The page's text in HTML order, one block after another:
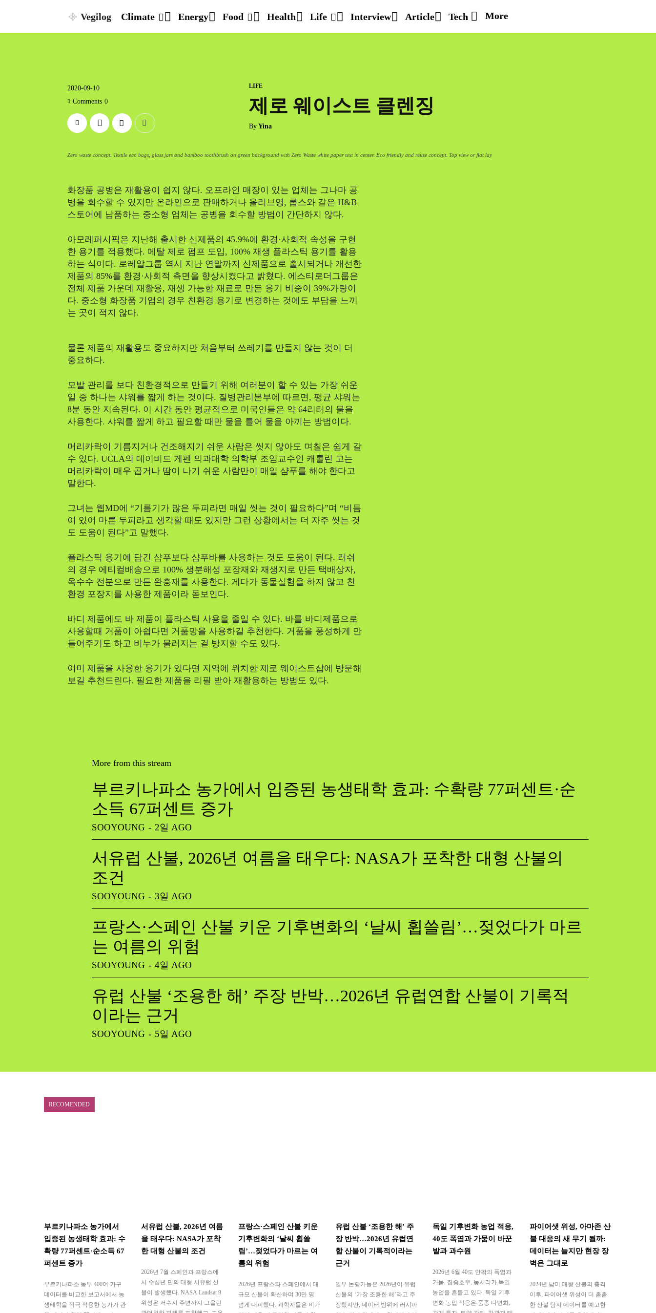
Vegilog Climate Energy Food Health Life Interview Article Tech More
2020-09-10
Comments 0
LIFE
제로 웨이스트 클렌징
By Yina
Zero waste concept. Textile eco bags, glass jars and bamboo toothbrush on green background with Zero Waste white paper text in center. Eco friendly and reuse concept. Top view or flat lay
화장품 공병은 재활용이 쉽지 않다. 오프라인 매장이 있는 업체는 그나마 공
병을 회수할 수 있지만 온라인으로 판매하거나 올리브영, 롭스와 같은 H&B
스토어에 납품하는 중소형 업체는 공병을 회수할 방법이 간단하지 않다.
아모레퍼시픽은 지난해 출시한 신제품의 45.9%에 환경·사회적 속성을 구현
한 용기를 적용했다. 메탈 제로 펌프 도입, 100% 재생 플라스틱 용기를 활용
하는 식이다. 로레알그룹 역시 지난 연말까지 신제품으로 출시되거나 개선한
제품의 85%를 환경·사회적 측면을 향상시켰다고 밝혔다. 에스티로더그룹은
전체 제품 가운데 재활용, 재생 가능한 재료로 만든 용기 비중이 39%가량이
다. 중소형 화장품 기업의 경우 친환경 용기로 변경하는 것에도 부담을 느끼
는 곳이 적지 않다.
물론 제품의 재활용도 중요하지만 처음부터 쓰레기를 만들지 않는 것이 더
중요하다.
모발 관리를 보다 친환경적으로 만들기 위해 여러분이 할 수 있는 가장 쉬운
일 중 하나는 샤워를 짧게 하는 것이다. 질병관리본부에 따르면, 평균 샤워는
8분 동안 지속된다. 이 시간 동안 평균적으로 미국인들은 약 64리터의 물을
사용한다. 샤워를 짧게 하고 필요할 때만 물을 틀어 물을 아끼는 방법이다.
머리카락이 기름지거나 건조해지기 쉬운 사람은 씻지 않아도 며칠은 쉽게 갈
수 있다. UCLA의 데이비드 게펜 의과대학 의학부 조임교수인 캐롤린 고는
머리카락이 매우 곱거나 땀이 나기 쉬운 사람만이 매일 샴푸를 해야 한다고
말한다.
그녀는 웹MD에 “기름기가 많은 두피라면 매일 씻는 것이 필요하다”며 “비듬
이 있어 마른 두피라고 생각할 때도 있지만 그런 상황에서는 더 자주 씻는 것
도 도움이 된다”고 말했다.
플라스틱 용기에 담긴 샴푸보다 샴푸바를 사용하는 것도 도움이 된다. 러쉬
의 경우 에티컬배송으로 100% 생분해성 포장재와 재생지로 만든 택배상자,
옥수수 전분으로 만든 완충재를 사용한다. 게다가 동물실험을 하지 않고 친
환경 포장지를 사용한 제품이라 돋보인다.
바디 제품에도 바 제품이 플라스틱 사용을 줄일 수 있다. 바를 바디제품으로
사용할때 거품이 아쉽다면 거품망을 사용하길 추천한다. 거품을 풍성하게 만
들어주기도 하고 비누가 물러지는 걸 방지할 수도 있다.
이미 제품을 사용한 용기가 있다면 지역에 위치한 제로 웨이스트샵에 방문해
보길 추천드린다. 필요한 제품을 리필 받아 재활용하는 방법도 있다.
More from this stream
부르키나파소 농가에서 입증된 농생태학 효과: 수확량 77퍼센트·순
소득 67퍼센트 증가
SOOYOUNG - 2일 AGO
서유럽 산불, 2026년 여름을 태우다: NASA가 포착한 대형 산불의
조건
SOOYOUNG - 3일 AGO
프랑스·스페인 산불 키운 기후변화의 ‘날씨 휩쓸림’…젖었다가 마르
는 여름의 위험
SOOYOUNG - 4일 AGO
유럽 산불 ‘조용한 해’ 주장 반박…2026년 유럽연합 산불이 기록적
이라는 근거
SOOYOUNG - 5일 AGO
RECOMENDED
부르키나파소 농가에서
입증된 농생태학 효과: 수
확량 77퍼센트·순소득 67
퍼센트 증가
부르키나파소 동부 400여 가구
데이터를 비교한 보고서에서 농
생태학을 적극 적용한 농가가 관
서유럽 산불, 2026년 여름
을 태우다: NASA가 포착
한 대형 산불의 조건
2026년 7월 스페인과 프랑스에
서 수십년 만의 대형 서유럽 산
불이 발생했다. NASA Landsat 9
위성은 저수지 주변까지 그을린
프랑스·스페인 산불 키운
기후변화의 ‘날씨 휩쓸
림’…젖었다가 마르는 여
름의 위험
2026년 프랑스와 스페인에서 대
규모 산불이 확산하며 30만 명
넘게 대피했다. 과학자들은 비가
유럽 산불 ‘조용한 해’ 주
장 반박…2026년 유럽연
합 산불이 기록적이라는
근거
일부 논평가들은 2026년이 유럽
산불의 ‘가장 조용한 해’라고 주
장했지만, 데이터 범위에 러시아
독일 기후변화 농업 적응,
40도 폭염과 가뭄이 바꾼
밭과 과수원
2026년 6월 40도 안팎의 폭염과
가뭄, 집중호우, 늦서리가 독일
농업을 흔들고 있다. 독일 기후
변화 농업 적응은 품종 다변화,
파이어샛 위성, 아마존 산
불 대응의 새 무기 될까:
데이터는 늘지만 현장 장
벽은 그대로
2024년 남미 대형 산불의 충격
이후, 파이어샛 위성이 더 촘촘
한 산불 탐지 데이터를 예고한